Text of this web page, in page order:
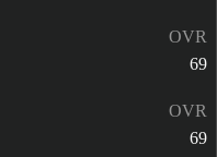
OVR
69
OVR
69